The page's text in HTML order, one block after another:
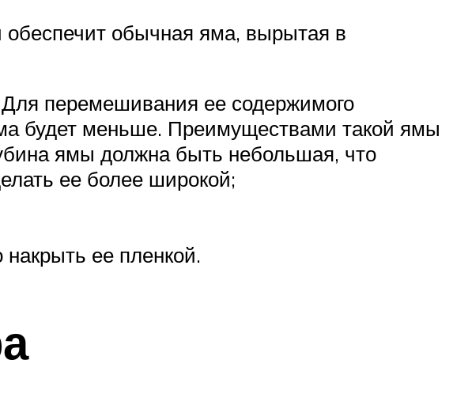
обеспечит обычная яма, вырытая в
перемешивания ее содержимого
будет меньше. Преимуществами такой ямы
ямы должна быть небольшая, что
ее более широкой;
ее пленкой.